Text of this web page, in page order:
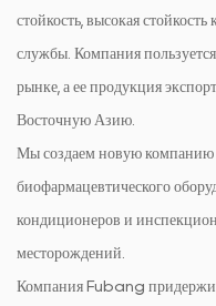
стойкость, высокая
службы. Компания
рынке, а ее продукция
Восточную Азию.
Мы создаем новую
биофармацевтического
кондиционеров и
месторождений.
Компания Fubang